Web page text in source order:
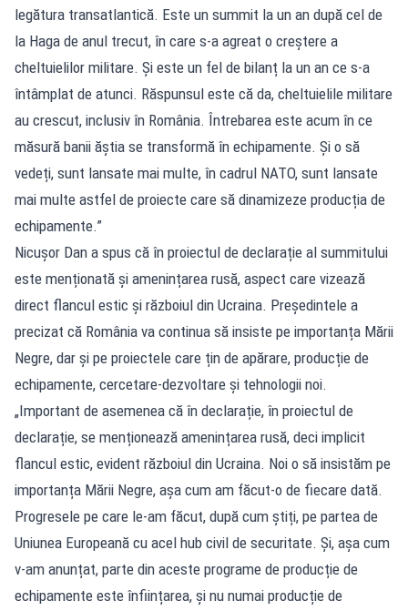
legătura transatlantică. Este un summit la un an după cel de
la Haga de anul trecut, în care s-a agreat o creștere a
cheltuielilor militare. Și este un fel de bilanț la un an ce s-a
întâmplat de atunci. Răspunsul este că da, cheltuielile militare
au crescut, inclusiv în România. Întrebarea este acum în ce
măsură banii ăștia se transformă în echipamente. Și o să
vedeți, sunt lansate mai multe, în cadrul NATO, sunt lansate
mai multe astfel de proiecte care să dinamizeze producția de
echipamente.”
Nicușor Dan a spus că în proiectul de declarație al summitului
este menționată și amenințarea rusă, aspect care vizează
direct flancul estic și războiul din Ucraina. Președintele a
precizat că România va continua să insiste pe importanța Mării
Negre, dar și pe proiectele care țin de apărare, producție de
echipamente, cercetare-dezvoltare și tehnologii noi.
„Important de asemenea că în declarație, în proiectul de
declarație, se menționează amenințarea rusă, deci implicit
flancul estic, evident războiul din Ucraina. Noi o să insistăm pe
importanța Mării Negre, așa cum am făcut-o de fiecare dată.
Progresele pe care le-am făcut, după cum știți, pe partea de
Uniunea Europeană cu acel hub civil de securitate. Și, așa cum
v-am anunțat, parte din aceste programe de producție de
echipamente este înființarea, și nu numai producție de